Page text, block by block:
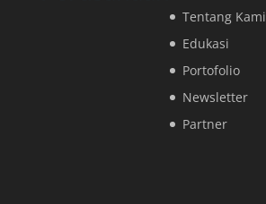
Tentang Kami
Edukasi
Portofolio
Newsletter
Partner